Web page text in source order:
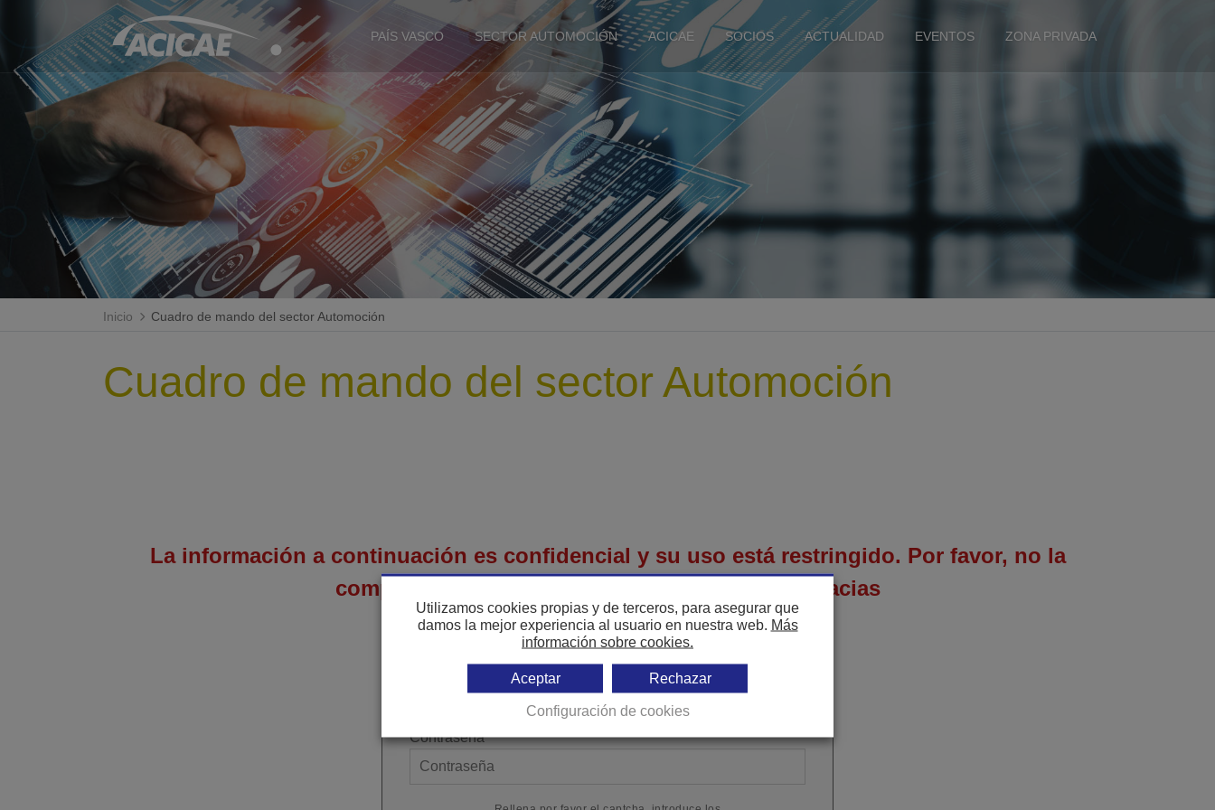
PAÍS VASCO SECTOR AUTOMOCIÓN ACICAE SOCIOS ACTUALIDAD EVENTOS ZONA PRIVADA
Inicio Cuadro de mando del sector Automoción
Cuadro de mando del sector Automoción
La información a continuación es confidencial y su uso está restringido. Por favor, no la
comparta sin la debida autorización. Muchas gracias
Contraseña *
Utilizamos cookies propias y de terceros, para asegurar que
damos la mejor experiencia al usuario en nuestra web. Más
información sobre cookies.
Aceptar Rechazar
Configuración de cookies